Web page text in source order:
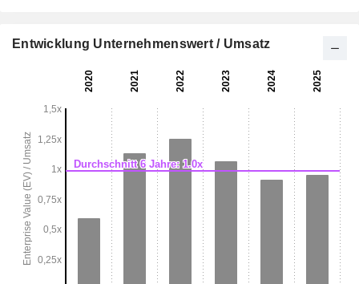
Entwicklung Unternehmenswert / Umsatz